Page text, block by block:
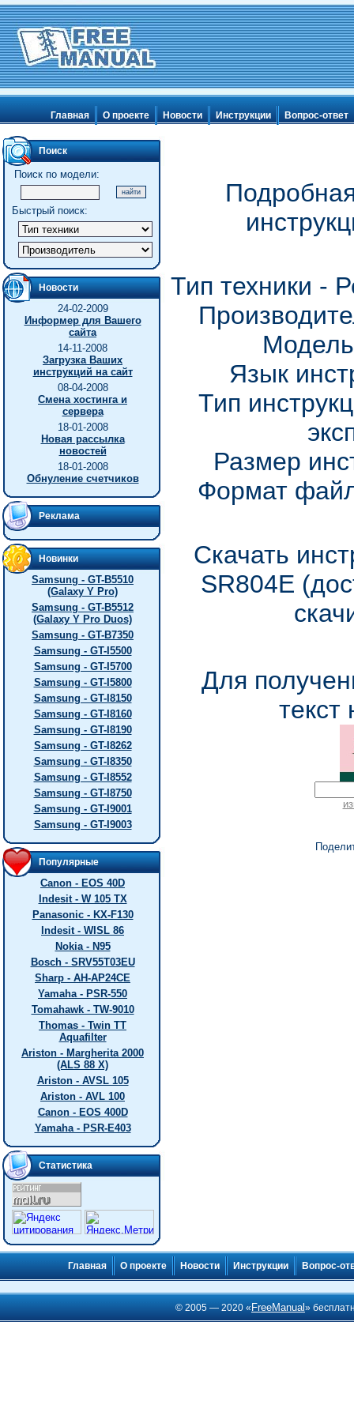
Главная О проекте Новости Инструкции Вопрос-ответ
Поиск
Поиск по модели:
Быстрый поиск:
Новости
24-02-2009
Информер для Вашего
сайта
14-11-2008
Загрузка Ваших
инструкций на сайт
08-04-2008
Смена хостинга и
сервера
18-01-2008
Новая рассылка
новостей
18-01-2008
Обнуление счетчиков
Реклама
Новинки
Samsung - GT-B5510
(Galaxy Y Pro)
Samsung - GT-B5512
(Galaxy Y Pro Duos)
Samsung - GT-B7350
Samsung - GT-I5500
Samsung - GT-I5700
Samsung - GT-I5800
Samsung - GT-I8150
Samsung - GT-I8160
Samsung - GT-I8190
Samsung - GT-I8262
Samsung - GT-I8350
Samsung - GT-I8552
Samsung - GT-I8750
Samsung - GT-I9001
Samsung - GT-I9003
Популярные
Canon - EOS 40D
Indesit - W 105 TX
Panasonic - KX-F130
Indesit - WISL 86
Nokia - N95
Bosch - SRV55T03EU
Sharp - AH-AP24CE
Yamaha - PSR-550
Tomahawk - TW-9010
Thomas - Twin TT
Aquafilter
Ariston - Margherita 2000
(ALS 88 X)
Ariston - AVSL 105
Ariston - AVL 100
Canon - EOS 400D
Yamaha - PSR-E403
Статистика
Тип техники -
Язык
Тип
Размер
Формат
Скачать
SR804E
Для
текст
Главная О проекте Новости Инструкции Вопрос-
© 2005 — 2020 « FreeManual»